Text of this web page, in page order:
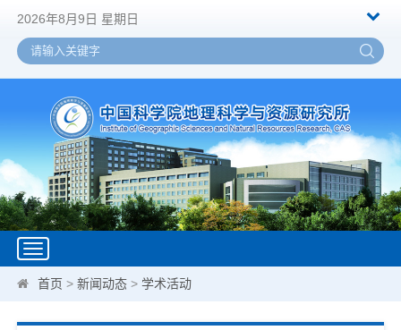
2026年8月9日 星期日
Toggle
navigation
首页 >新闻动态 >学术活动